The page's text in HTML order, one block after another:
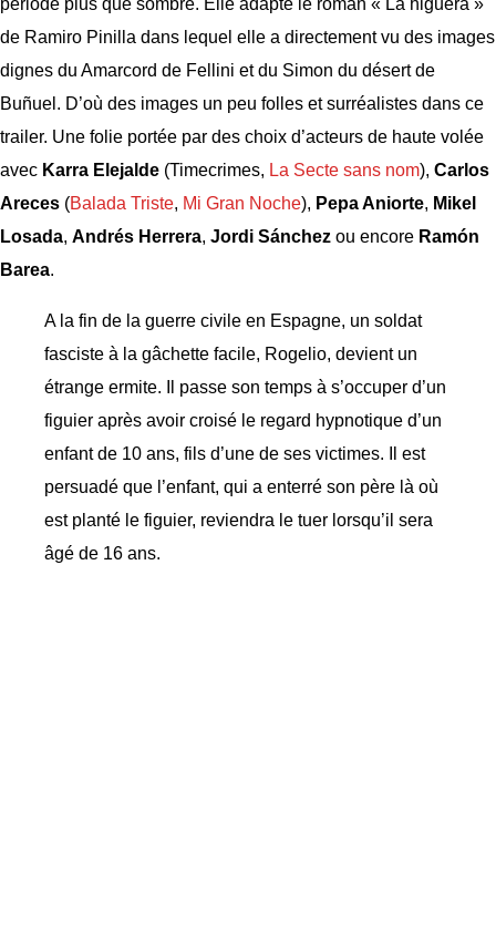
période plus que sombre. Elle adapte le roman « La higuera »
de Ramiro Pinilla dans lequel elle a directement vu des images
dignes du Amarcord de Fellini et du Simon du désert de
Buñuel. D’où des images un peu folles et surréalistes dans ce
trailer. Une folie portée par des choix d’acteurs de haute volée
avec Karra Elejalde (Timecrimes, La Secte sans nom), Carlos
Areces (Balada Triste, Mi Gran Noche), Pepa Aniorte, Mikel
Losada, Andrés Herrera, Jordi Sánchez ou encore Ramón
Barea.
A la fin de la guerre civile en Espagne, un soldat
fasciste à la gâchette facile, Rogelio, devient un
étrange ermite. Il passe son temps à s’occuper d’un
figuier après avoir croisé le regard hypnotique d’un
enfant de 10 ans, fils d’une de ses victimes. Il est
persuadé que l’enfant, qui a enterré son père là où
est planté le figuier, reviendra le tuer lorsqu’il sera
âgé de 16 ans.